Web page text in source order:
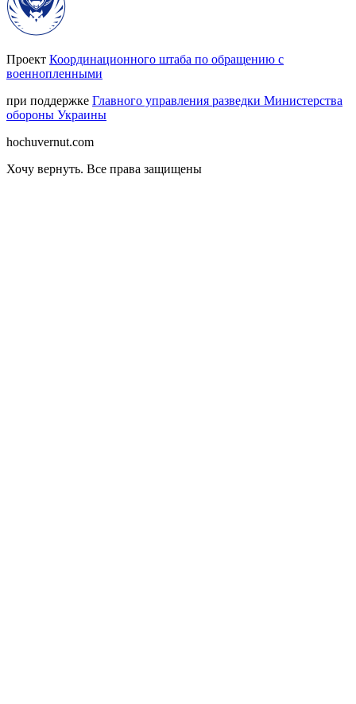
Проект Координационного штаба по обращению с
военнопленными
при поддержке Главного управления разведки Министерства
обороны Украины
hochuvernut.com
Хочу вернуть. Все права защищены